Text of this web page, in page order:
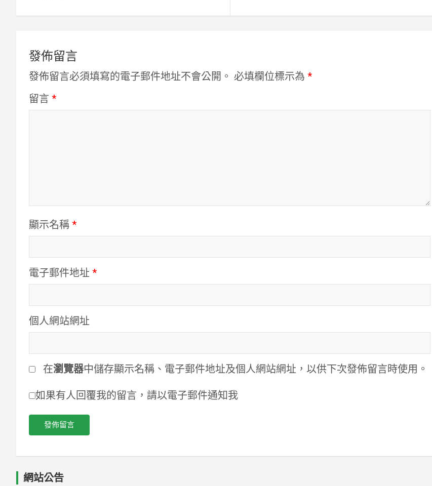
覽發佈留言
發佈留言必須填寫的電子郵件地址不會公開。 必填欄位標示為 *
留言 *
顯示名稱 *
電子郵件地址 *
個人網站網址
在瀏覽器中儲存顯示名稱、電子郵件地址及個人網站網址，以供下次發佈留言時使用。
如果有人回覆我的留言，請以電子郵件通知我
網站公告